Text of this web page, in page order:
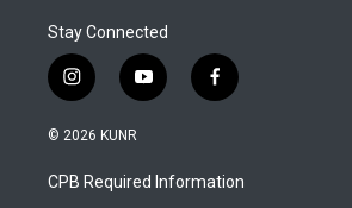
Stay Connected
i
n
s
a
g
y
o
u
b
f
a
b
o
© 2026 KUNR
CPB Required Information